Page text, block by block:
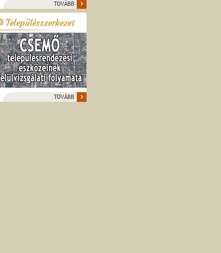
TOVÁBB
Településszerkezet
TOVÁBB